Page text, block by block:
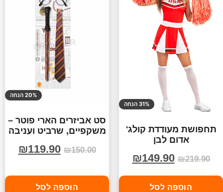
31% הנחה
תחפושת מעודדת קולג'
אדום לבן
₪219.90
₪149.90
הוספה לסל
20% הנחה
סט אביזרים הארי פוטר –
משקפיים, שרביט ועניבה
₪150.00
₪119.90
הוספה לסל